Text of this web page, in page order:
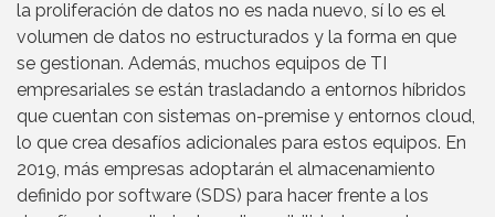
la proliferación de datos no es nada nuevo, sí lo es el
volumen de datos no estructurados y la forma en que
se gestionan. Además, muchos equipos de TI
empresariales se están trasladando a entornos híbridos
que cuentan con sistemas on-premise y entornos cloud,
lo que crea desafíos adicionales para estos equipos. En
2019, más empresas adoptarán el almacenamiento
definido por software (SDS) para hacer frente a los